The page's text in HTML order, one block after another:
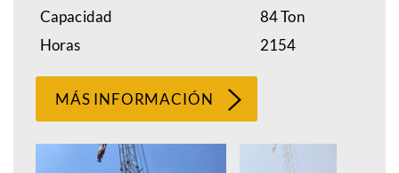
Capacidad
84 Ton
Horas
2154
MÁS INFORMACIÓN